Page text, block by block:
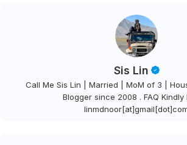
Sis Lin
Call Me Sis Lin | Married | MoM of 3 |
Blogger since 2008 . FAQ Kindly